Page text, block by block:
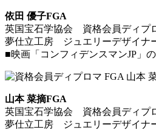
依田 優子FGA
英国宝石学協会 資格会員ディプ
夢仕立工房 ジュエリーデザイナ
■映画「コンフィデンスマンJP」
山本 菜摘FGA
英国宝石学協会 資格会員ディプ
夢仕立工房 ジュエリーデザイナ